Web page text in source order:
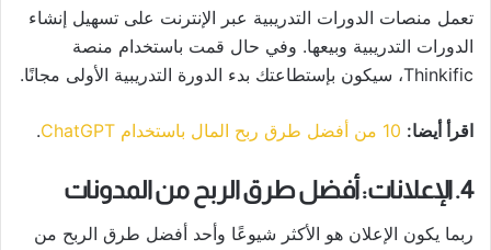
تعمل منصات الدورات التدريبية عبر الإنترنت على تسهيل إنشاء
الدورات التدريبية وبيعها. وفي حال قمت باستخدام منصة
Thinkific، سيكون بإستطاعتك بدء الدورة التدريبية الأولى مجانًا.
اقرأ أيضا: 10 من أفضل طرق ربح المال باستخدام ChatGPT .
4. الإعلانات: أفضل طرق الربح من المدونات
ربما يكون الإعلان هو الأكثر شيوعًا وأحد أفضل طرق الربح من